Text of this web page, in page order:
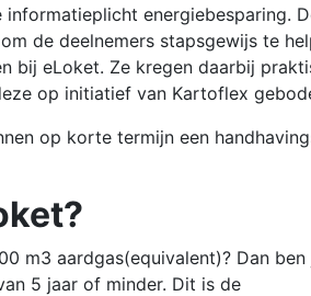
energiebesparing.
de deelnemers stapsgewijs te
bij eLoket. Ze kregen daarbij
op initiatief van Kartoflex
op korte termijn een
m3 aardgas(equivalent)? Dan
5 jaar of minder. Dit is de